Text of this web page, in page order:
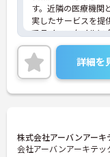
す。近隣の医療機関
実したサービスを提
でライフスタイルに
のある方には、面接
をご案内しますので
詳細を
株式会社アーバンアー
会社アーバンアーキテッ